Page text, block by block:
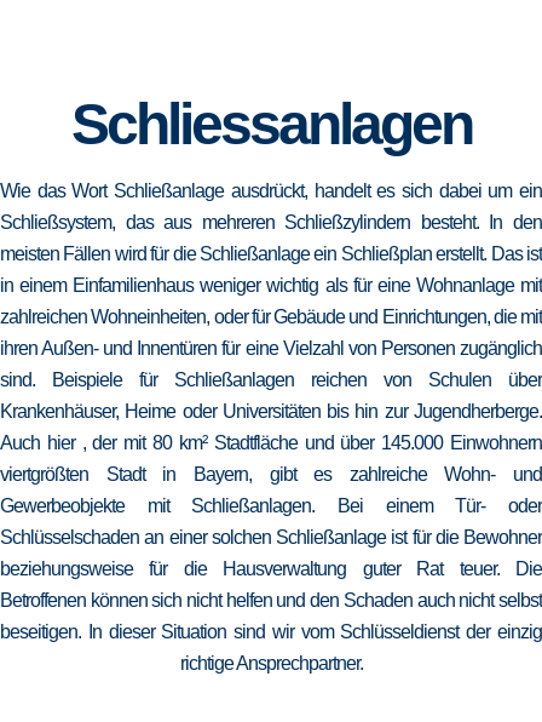
Schliessanlagen
Wie das Wort Schließanlage ausdrückt, handelt es sich dabei um ein
Schließsystem, das aus mehreren Schließzylindern besteht. In den
meisten Fällen wird für die Schließanlage ein Schließplan erstellt. Das ist
in einem Einfamilienhaus weniger wichtig als für eine Wohnanlage mit
zahlreichen Wohneinheiten, oder für Gebäude und Einrichtungen, die mit
ihren Außen- und Innentüren für eine Vielzahl von Personen zugänglich
sind. Beispiele für Schließanlagen reichen von Schulen über
Krankenhäuser, Heime oder Universitäten bis hin zur Jugendherberge.
Auch hier , der mit 80 km² Stadtfläche und über 145.000 Einwohnern
viertgrößten Stadt in Bayern, gibt es zahlreiche Wohn- und
Gewerbeobjekte mit Schließanlagen. Bei einem Tür- oder
Schlüsselschaden an einer solchen Schließanlage ist für die Bewohner
beziehungsweise für die Hausverwaltung guter Rat teuer. Die
Betroffenen können sich nicht helfen und den Schaden auch nicht selbst
beseitigen. In dieser Situation sind wir vom Schlüsseldienst der einzig
richtige Ansprechpartner.